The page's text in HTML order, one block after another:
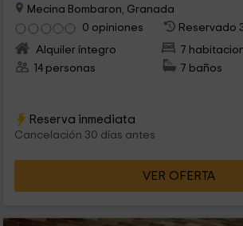
Mecina Bombaron, Granada
0 opiniones
Reservado
Alquiler íntegro
7
14 personas
7 baños
Reserva inmediata
Cancelación 30 días antes
VER OFERTA